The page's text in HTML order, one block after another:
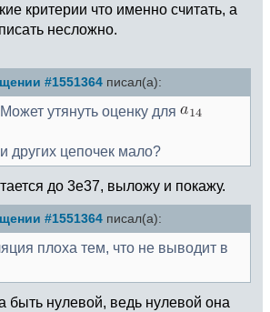
критерии что именно считать, а
несложно.
#1551364 писал(а):
утянуть оценку для
других цепочек мало?
до 3e37, выложу и покажу.
#1551364 писал(а):
плоха тем, что не выводит в
быть нулевой, ведь нулевой она